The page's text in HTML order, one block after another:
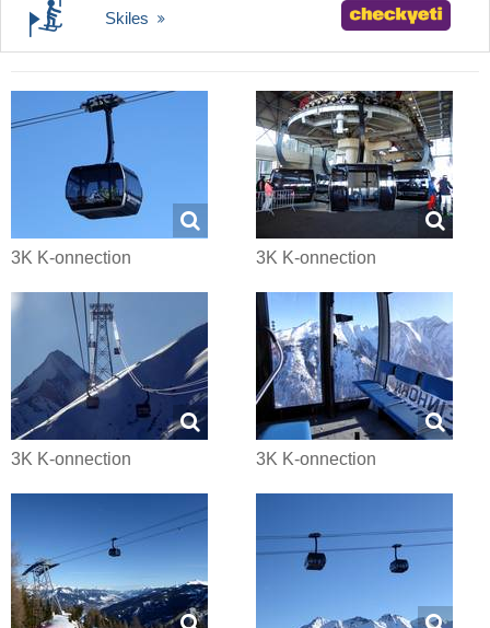
Skiles
3K K-onnection 3K K-onnection
3K K-onnection 3K K-onnection